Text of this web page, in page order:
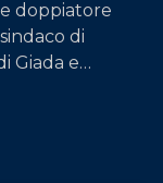
doppiatore
di
Giada e